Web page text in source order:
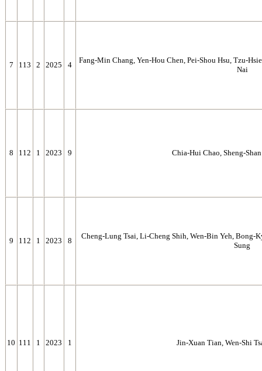
7 113 2 2025 4
Fang-Min Chang, Yen-Hou Chen, Pei-Shou Hsu, Tzu-
Nai
8 112 1 2023 9 Chia-Hui Chao, Sheng-
9 112 1 2023 8
Cheng-Lung Tsai, Li-Cheng Shih, Wen-Bin Yeh, Bong-
Sung
10 111 1 2023 1 Jin-Xuan Tian, Wen-Shi